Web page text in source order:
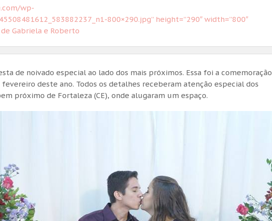
wp-
800×290.jpg” height=”290″ width=”800″
Gabriela e Roberto
de noivado especial ao lado dos mais próximos. Essa foi a comemoração
deste ano. Todos os detalhes receberam atenção especial dos
próximo de Fortaleza (CE), onde alugaram um espaço.